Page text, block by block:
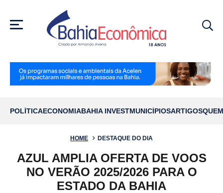
MENU
POLÍTICAECONOMIABAHIA INVESTMUNICÍPIOSARTIGOS
HOME DESTAQUE DO DIA
AZUL AMPLIA OFERTA DE VOOS
NO VERÃO 2025/2026 PARA O
ESTADO DA BAHIA